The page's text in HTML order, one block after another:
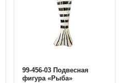
99-456-03 Подвесная
фигура «Рыба»